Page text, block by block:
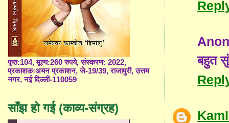
बहुत
पृष्ठ:104, मूल्य:260 रुपये, संस्करण: 2022,
प्रकाशकःअयन प्रकाशन, जे-19/39, राजापुरी, उत्तम
नगर, नई दिल्ली-110059
साँझ हो गई (काव्य-संग्रह)